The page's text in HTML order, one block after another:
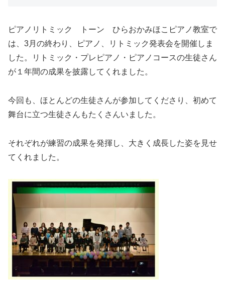
ピアノリトミック トーン ひらおかみほこピアノ教室で
は、3月の終わり、ピアノ、リトミック発表会を開催しま
した。リトミック・プレピアノ・ピアノコースの生徒さん
が１年間の成果を披露してくれました。
今回も、ほとんどの生徒さんが参加してくださり、初めて
舞台に立つ生徒さんもたくさんいました。
それぞれが練習の成果を発揮し、大きく成長した姿を見せ
てくれました。